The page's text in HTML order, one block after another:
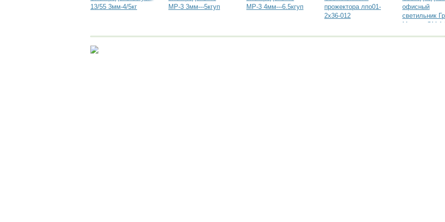
13/55 3мм-4/5кг
МР-3 3мм---5кгуп
МР-3 4мм---6.5кгуп
прожектора лпо01-
2х36-012
офисный
светильник
Мастер GM